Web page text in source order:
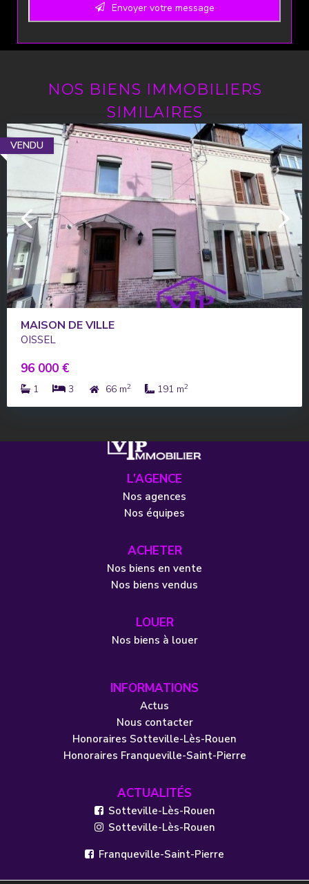
Envoyer votre message
NOS BIENS IMMOBILIERS
SIMILAIRES
VENDU
MAISON DE VILLE
OISSEL
96 000 €
1 3 66 m2 191 m2
L’AGENCE
Nos agences
Nos équipes
ACHETER
Nos biens en vente
Nos biens vendus
LOUER
Nos biens à louer
INFORMATIONS
Actus
Nous contacter
Honoraires Sotteville-Lès-Rouen
Honoraires Franqueville-Saint-Pierre
ACTUALITÉS
Sotteville-Lès-Rouen
Sotteville-Lès-Rouen
Franqueville-Saint-Pierre